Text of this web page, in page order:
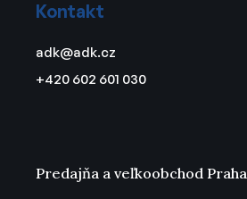
Kontakt
adk@adk.cz
+420 602 601 030
Predajňa a veľkoobchod Praha